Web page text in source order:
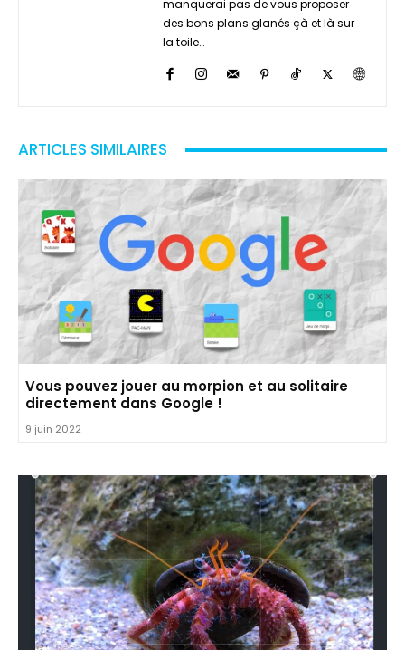
manquerai pas de vous proposer
des bons plans glanés çà et là sur
la toile…
ARTICLES SIMILAIRES
Vous pouvez jouer au morpion et au solitaire
directement dans Google !
9 juin 2022